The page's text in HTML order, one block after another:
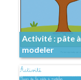
Activité : pâte à
modeler